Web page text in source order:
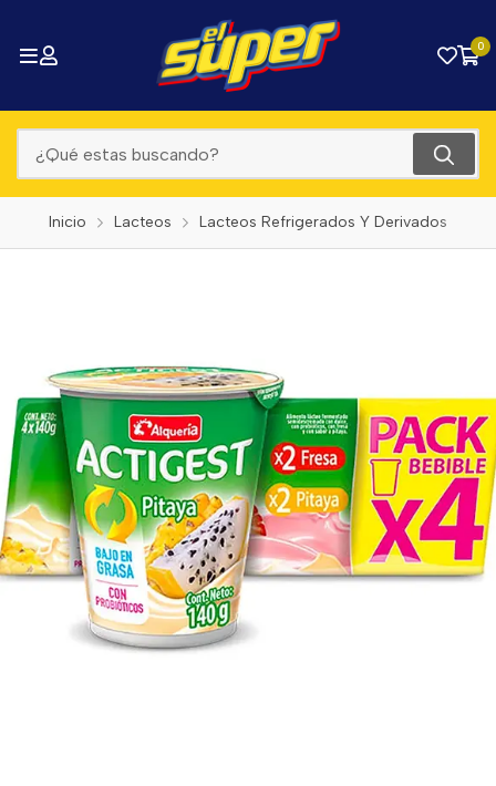
0
Inicio Lacteos Lacteos Refrigerados Y Derivados